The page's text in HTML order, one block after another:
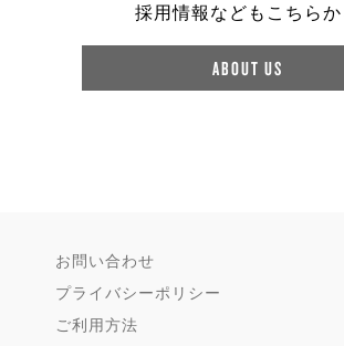
採用情報などもこちらか
ABOUT US
お問い合わせ
プライバシーポリシー
ご利用方法